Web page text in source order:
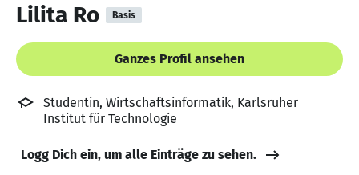
Lilita Ro Basis
Ganzes Profil ansehen
Studentin, Wirtschaftsinformatik, Karlsruher
Institut für Technologie
Logg Dich ein, um alle Einträge zu sehen.